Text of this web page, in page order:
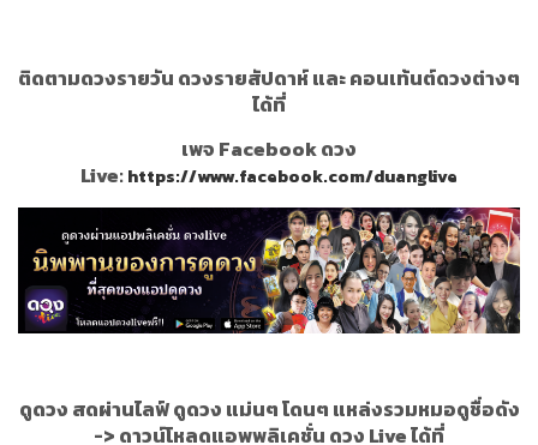
ติดตามดวงรายวัน ดวงรายสัปดาห์ และ คอนเท้นต์ดวงต่างๆ
ได้ที่
เพจ Facebook ดวง
Live:https://www.facebook.com/duanglive
ดูดวง สดผ่านไลฟ์ ดูดวง แม่นๆ โดนๆ แหล่งรวมหมอดูชื่อดัง
-> ดาวน์โหลดแอพพลิเคชั่น ดวง Live ได้ที่